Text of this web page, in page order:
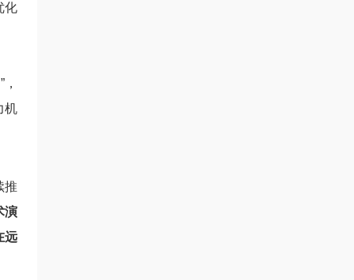
化
机
推
演
远